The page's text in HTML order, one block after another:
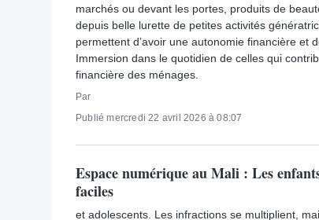
marchés ou devant les portes, produits de
depuis belle lurette de petites activités
permettent d’avoir une autonomie financière et
Immersion dans le quotidien de celles qui
financière des ménages.
Par
Publié mercredi 22 avril 2026 à 08:07
Espace numérique au Mali : Les
faciles
et adolescents. Les infractions se multiplient,